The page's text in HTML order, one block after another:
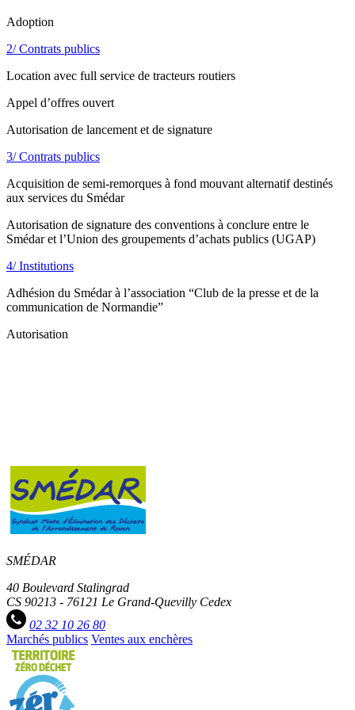
Adoption
2/ Contrats publics
Location avec full service de tracteurs routiers
Appel d’offres ouvert
Autorisation de lancement et de signature
3/ Contrats publics
Acquisition de semi-remorques à fond mouvant alternatif destinés
aux services du Smédar
Autorisation de signature des conventions à conclure entre le
Smédar et l’Union des groupements d’achats publics (UGAP)
4/ Institutions
Adhésion du Smédar à l’association “Club de la presse et de la
communication de Normandie”
Autorisation
SMÉDAR
40 Boulevard Stalingrad
CS 90213 - 76121 Le Grand-Quevilly Cedex
02 32 10 26 80
Marchés publics Ventes aux enchères